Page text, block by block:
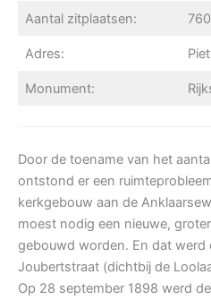
Aantal zitplaatsen: 760
Adres:
Monument:
Door de toename van het
ontstond er een
kerkgebouw aan de
moest nodig een nieuwe,
gebouwd worden. En dat werd
Joubertstraat (dichtbij de
Op 28 september 1898 werd